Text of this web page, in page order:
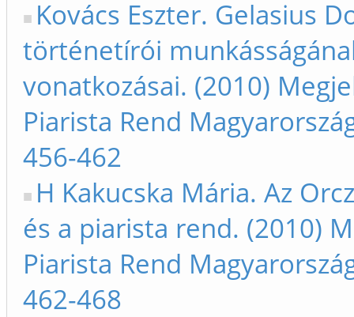
Kovács Eszter. Gelasius
történetírói
vonatkozásai. (2010)
Piarista Rend
456-462
H Kakucska Mária. Az
és a piarista rend. (2010)
Piarista Rend
462-468